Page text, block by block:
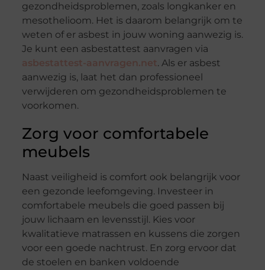
gezondheidsproblemen, zoals longkanker en
mesothelioom. Het is daarom belangrijk om te
weten of er asbest in jouw woning aanwezig is.
Je kunt een asbestattest aanvragen via
asbestattest-aanvragen.net. Als er asbest
aanwezig is, laat het dan professioneel
verwijderen om gezondheidsproblemen te
voorkomen.
Zorg voor comfortabele
meubels
Naast veiligheid is comfort ook belangrijk voor
een gezonde leefomgeving. Investeer in
comfortabele meubels die goed passen bij
jouw lichaam en levensstijl. Kies voor
kwalitatieve matrassen en kussens die zorgen
voor een goede nachtrust. En zorg ervoor dat
de stoelen en banken voldoende